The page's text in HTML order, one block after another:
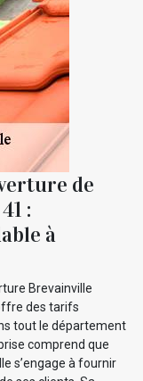
de
:
à
Brevainville
des tarifs
tout le département
comprend que
s’engage à fournir